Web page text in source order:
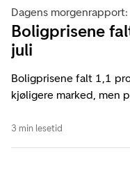
Dagens morgenrapport:
Boligprisene
juli
Boligprisene falt 1,1
kjøligere marked, men
3 min lesetid